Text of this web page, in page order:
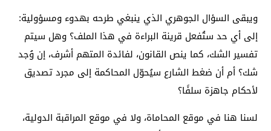
ويبقى السؤال الجوهري الذي ينبغي طرحه بهدوء ومسؤولية:
إلى أي حد ستُفعل قرينة البراءة في هذا الملف؟ وهل سيتم
تفسير الشك، كما ينص القانون، لفائدة المتهم أشرف، إن وُجد
شك؟ أم أن ضغط الشارع سيُحوّل المحاكمة إلى مجرد تصديق
لأحكام جاهزة سلفًا؟
لسنا هنا في موقع المحاماة، ولا في موقع المراقبة الدولية،